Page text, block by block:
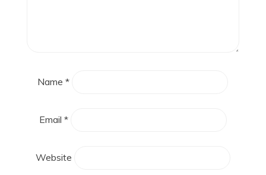
Name*
Email *
Website